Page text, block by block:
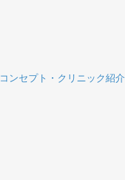
コンセプト・クリニック紹介